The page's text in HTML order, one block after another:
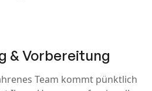
& Vorbereitung
Team kommt pünktlich